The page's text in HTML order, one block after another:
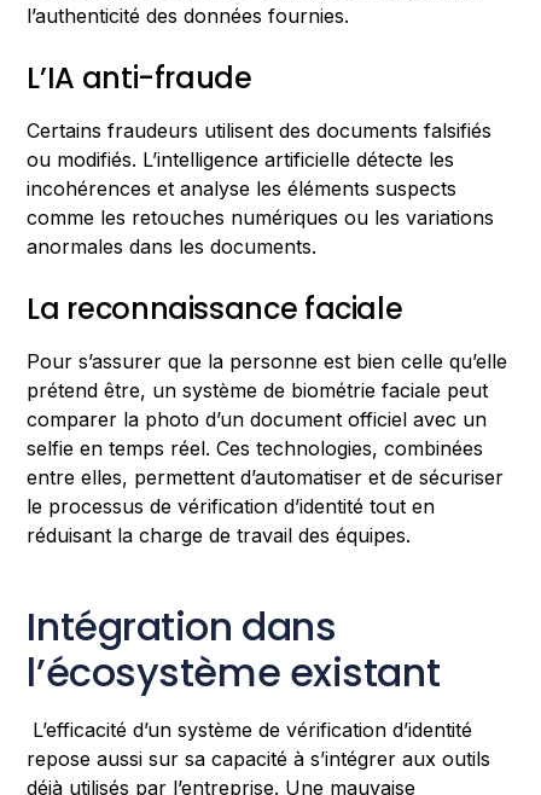
l’authenticité des données fournies.
L’IA anti-fraude
Certains fraudeurs utilisent des documents falsifiés
ou modifiés. L’intelligence artificielle détecte les
incohérences et analyse les éléments suspects
comme les retouches numériques ou les variations
anormales dans les documents.
La reconnaissance faciale
Pour s’assurer que la personne est bien celle qu’elle
prétend être, un système de biométrie faciale peut
comparer la photo d’un document officiel avec un
selfie en temps réel. Ces technologies, combinées
entre elles, permettent d’automatiser et de sécuriser
le processus de vérification d’identité tout en
réduisant la charge de travail des équipes.
Intégration dans
l’écosystème existant
L’efficacité d’un système de vérification d’identité
repose aussi sur sa capacité à s’intégrer aux outils
déjà utilisés par l’entreprise. Une mauvaise